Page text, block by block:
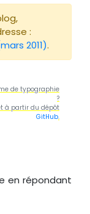
:
2011).
de typographie
?
à partir du dépôt
GitHub.
en répondant